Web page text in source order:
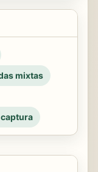
mixtas